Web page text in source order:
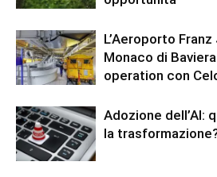
L’Aeroporto
Monaco di
operation con
Adozione dell’AI:
la